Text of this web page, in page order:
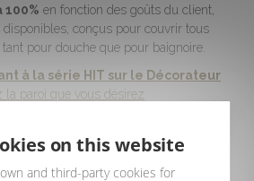
en fonction des goûts du client,
disponibles, conçus pour couvrir tous
tant pour douche que pour baignoire.
à la série HIT sur le Décorateur
la paroi que vous désirez
on this website
and third-party cookies for